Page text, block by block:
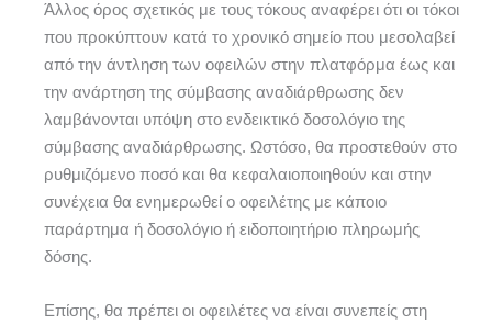
Άλλος όρος σχετικός με τους τόκους αναφέρει ότι οι τόκοι
που προκύπτουν κατά το χρονικό σημείο που μεσολαβεί
από την άντληση των οφειλών στην πλατφόρμα έως και
την ανάρτηση της σύμβασης αναδιάρθρωσης δεν
λαμβάνονται υπόψη στο ενδεικτικό δοσολόγιο της
σύμβασης αναδιάρθρωσης. Ωστόσο, θα προστεθούν στο
ρυθμιζόμενο ποσό και θα κεφαλαιοποιηθούν και στην
συνέχεια θα ενημερωθεί ο οφειλέτης με κάποιο
παράρτημα ή δοσολόγιο ή ειδοποιητήριο πληρωμής
δόσης.
Επίσης, θα πρέπει οι οφειλέτες να είναι συνεπείς στη